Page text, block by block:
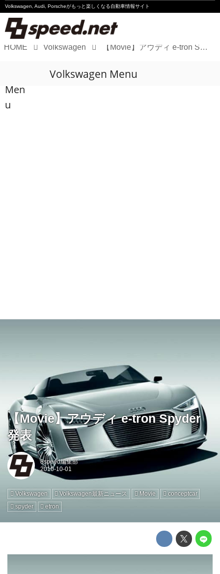
Volkswagen, Audi, Porscheがもっと楽しくなる自動車情報サイト
Audi
HOME Volkswagen 【Movie】アウディ e-tron Spyder発表
Men
u
Volkswagen Menu
【Movie】アウディ e-tron Spyder
発表
8speed編集部
Volkswagen Volkswagen最新ニュース Movie
conceptcar
spyder
etron